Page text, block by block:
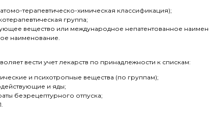
терапевтическо-химическая классификация);
группа;
вещество или международное непатентованное
наименование.
вести учет лекарств по принадлежности к спискам:
и психотропные вещества (по группам);
и яды;
безрецептурного отпуска;